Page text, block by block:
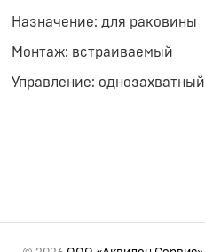
Назначение: для раковины
Монтаж: встраиваемый
Управление: однозахватный